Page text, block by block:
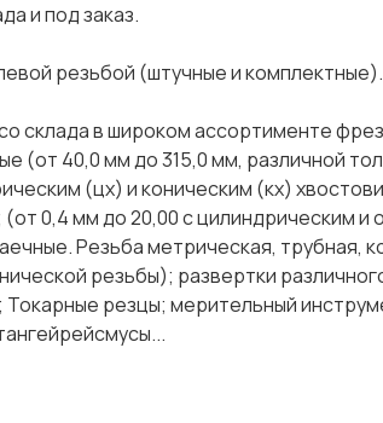
и под заказ.
резьбой (штучные и комплектные).
склада в широком ассортименте
(от 40,0 мм до 315,0 мм, различной
(цх) и коническим (кх)
0,4 мм до 20,00 с цилиндрическим
Резьба метрическая,
резьбы); развертки
резцы; мерительный